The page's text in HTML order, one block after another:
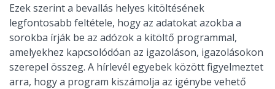
Ezek szerint a bevallás helyes kitöltésének
legfontosabb feltétele, hogy az adatokat azokba a
sorokba írják be az adózok a kitöltő programmal,
amelyekhez kapcsolódóan az igazoláson, igazolásokon
szerepel összeg. A hírlevél egyebek között figyelmeztet
arra, hogy a program kiszámolja az igénybe vehető